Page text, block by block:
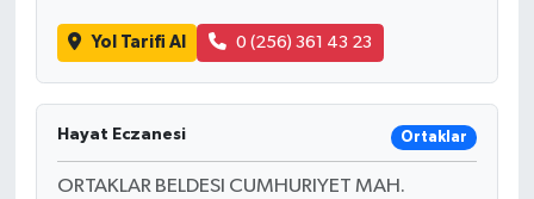
Yol Tarifi Al 0 (256) 361 43 23
Hayat Eczanesi Ortaklar
ORTAKLAR BELDESI CUMHURIYET MAH.